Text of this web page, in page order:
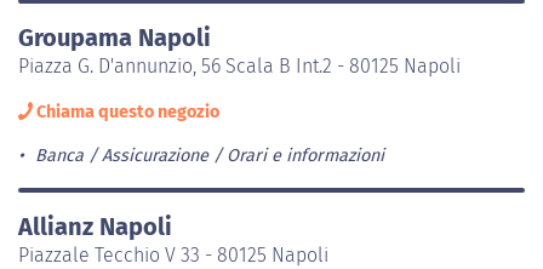
Groupama Napoli
Piazza G. D'annunzio, 56 Scala B Int.2 - 80125 Napoli
Chiama questo negozio
Banca / Assicurazione Orari e informazioni
Allianz Napoli
Piazzale Tecchio V 33 - 80125 Napoli